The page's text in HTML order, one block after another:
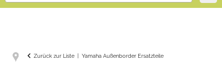
Zurück zur Liste Yamaha Außenborder Ersatzteile